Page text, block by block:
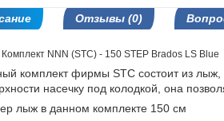
Отзывы (0)
NNN (STC) - 150 STEP Brados LS Blue
комплект фирмы STC состоит из лыж,
насечку под колодкой, она
лыж в данном комплекте 150 см